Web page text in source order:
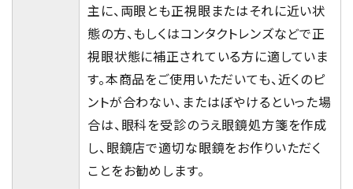
主に、両眼とも正視眼またはそれに近い状
態の方、もしくはコンタクトレンズなどで正
視眼状態に補正されている方に適していま
す。本商品をご使用いただいても、近くのピ
ントが合わない、またはぼやけるといった場
合は、眼科を受診のうえ眼鏡処方箋を作成
し、眼鏡店で適切な眼鏡をお作りいただく
ことをお勧めします。